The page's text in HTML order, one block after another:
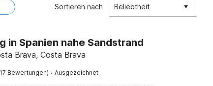
Sortieren nach Beliebtheit
in Spanien nahe Sandstrand
Brava, Costa Brava
Bewertungen) · Ausgezeichnet